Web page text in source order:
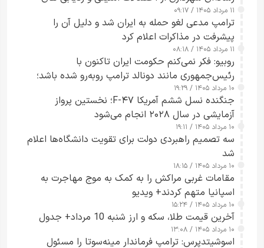
جاسوسی گفت
۱۱ مرداد ۱۴۰۵ / ۰۹:۱۷
ترامپ مدعی لغو حمله به ایران شد و دلیل آن را
پیشرفت در مذاکرات اعلام کرد
۱۱ مرداد ۱۴۰۵ / ۰۸:۱۸
روبیو: فکر نمی‌کنم حکومت ایران تاکنون با
رئیس‌جمهوری مانند دونالد ترامپ روبه‌رو شده باشد؛
کسی که واقعاً دست به اقدام می‌زند
۱۰ مرداد ۱۴۰۵ / ۱۹:۲۹
جنگنده نسل ششم آمریکا F-۴۷؛ نخستین پرواز
آزمایشی در سال ۲۰۲۸ انجام می‌شود
۱۰ مرداد ۱۴۰۵ / ۱۹:۱۱
سه تصمیم راهبردی دولت برای تقویت دانشگاه‌ها اعلام
شد
۱۰ مرداد ۱۴۰۵ / ۱۸:۱۵
مقامات غربی مراکش را به کمک به موج مهاجرت به
اسپانیا متهم کردند+ ویدیو
۱۰ مرداد ۱۴۰۵ / ۱۵:۲۴
آخرین قیمت طلا، سکه و ارز شنبه 10 مرداد+ جدول
۱۰ مرداد ۱۴۰۵ / ۱۳:۰۸
اسوشیتدپرس: ترامپ فرماندار مینه‌سوتا را مسئول